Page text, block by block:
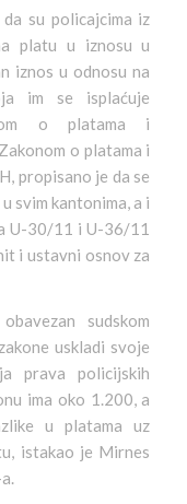
su policajcima iz
platu u iznosu u
iznos u odnosu na
im se isplaćuje
o platama i
o platama i
propisano je da se
svim kantonima, a i
U-30/11 i U-36/11
i ustavni osnov za
sudskom
uskladi svoje
prava policijskih
ima oko 1.200, a
u platama uz
istakao je Mirnes